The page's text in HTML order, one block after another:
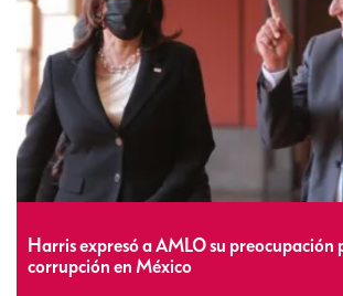
Harris expresó a AMLO su preocupación
corrupción en México